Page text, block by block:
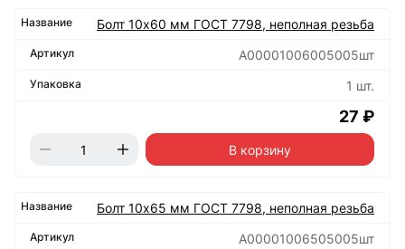
Болт 10х60 мм ГОСТ 7798, неполная резьба
А00001006005005шт
1 шт.
27 ₽
В корзину
Болт 10х65 мм ГОСТ 7798, неполная резьба
А00001006505005шт